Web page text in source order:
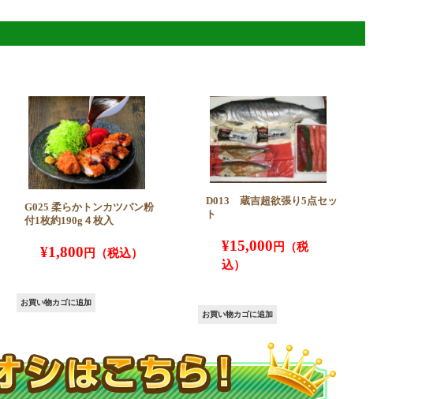
G025 柔らかトンカツパン粉
付1枚約190g４枚入
¥1,800
お買い物カゴに追加
D013 蔵吉超欲張り5点セッ
ト
¥15,000
お買い物カゴに追加